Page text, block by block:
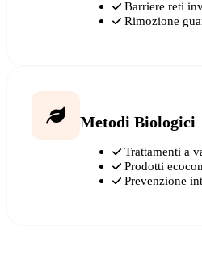
Barriere reti
Rimozione
Metodi Biologici
Trattamenti a
Prodotti
Prevenzione